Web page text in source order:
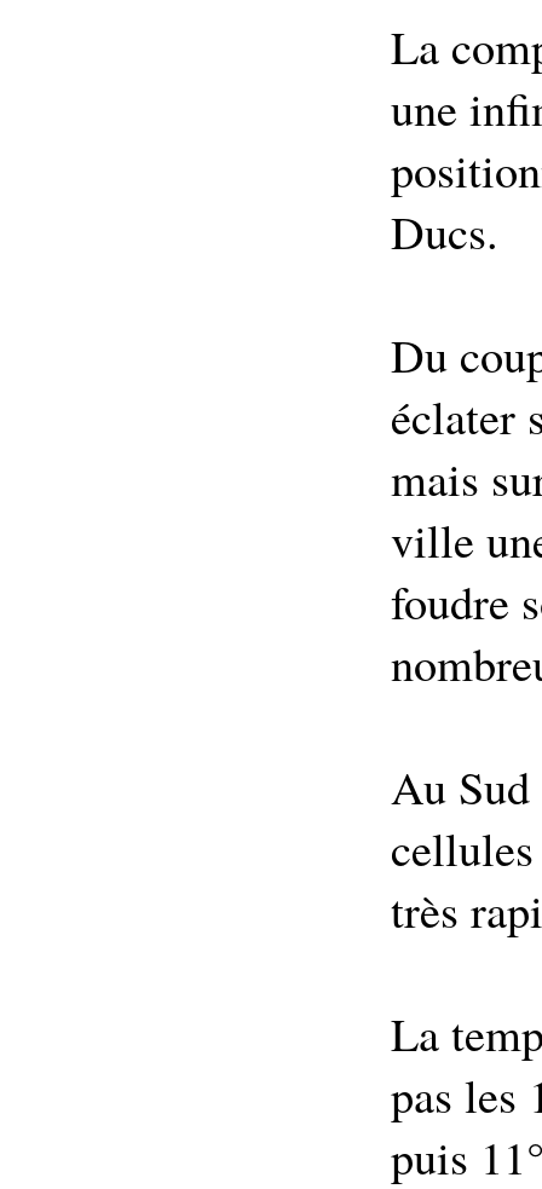
La
une
Ducs.
Du
éclater
mais
ville
foudre
Au Sud
très
La
pas les
puis